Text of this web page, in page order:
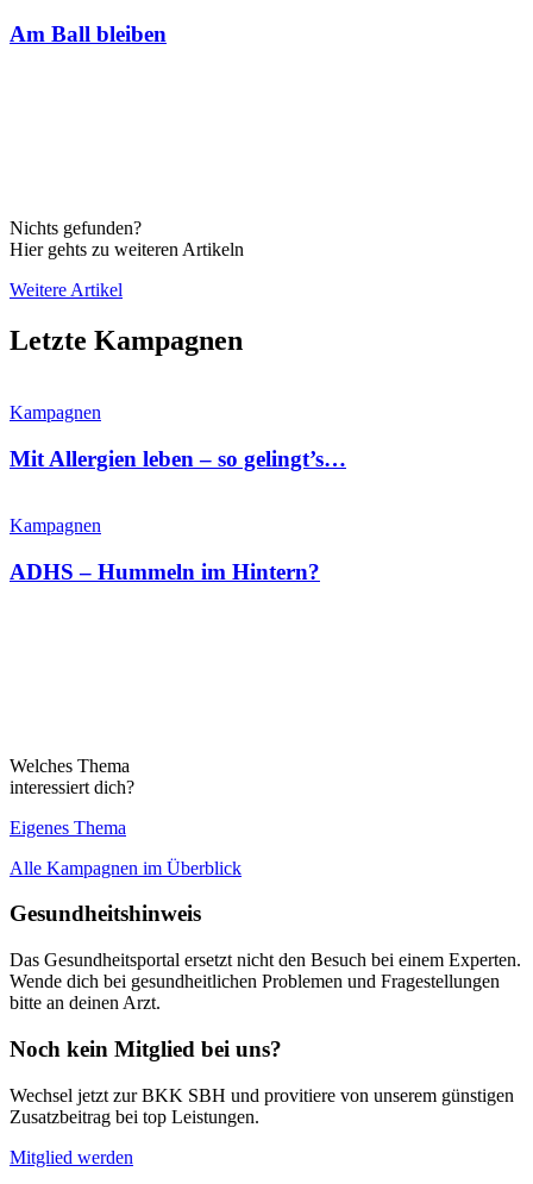
Am Ball bleiben
Nichts gefunden?
Hier gehts zu weiteren Artikeln
Weitere Artikel
Letzte Kampagnen
Kampagnen
Mit Allergien leben – so gelingt’s…
Kampagnen
ADHS – Hummeln im Hintern?
Welches Thema
interessiert dich?
Eigenes Thema
Alle Kampagnen im Überblick
Gesundheitshinweis
Das Gesundheitsportal ersetzt nicht den Besuch bei einem Experten.
Wende dich bei gesundheitlichen Problemen und Fragestellungen
bitte an deinen Arzt.
Noch kein Mitglied bei uns?
Wechsel jetzt zur BKK SBH und provitiere von unserem günstigen
Zusatzbeitrag bei top Leistungen.
Mitglied werden